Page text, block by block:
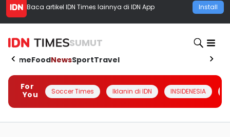
Baca artikel IDN Times lainnya di IDN App Install
SUMUT
HomeFoodNewsSportTravel
For
You
Soccer Times Iklanin di IDN INSIDENESIA